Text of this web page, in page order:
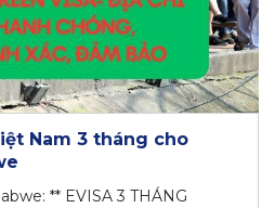
Nam 3 tháng cho
** EVISA 3 THÁNG